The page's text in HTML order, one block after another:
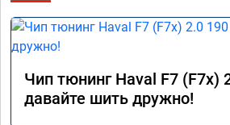
Чип тюнинг Haval F7 (F7x)
давайте шить дружно!